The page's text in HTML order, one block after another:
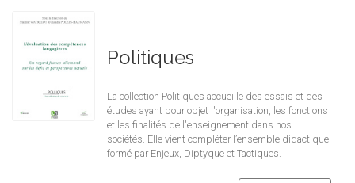
Politiques
La collection Politiques accueille des essais et des
études ayant pour objet l'organisation, les fonctions
et les finalités de l'enseignement dans nos
sociétés. Elle vient compléter l’ensemble didactique
formé par Enjeux, Diptyque et Tactiques.